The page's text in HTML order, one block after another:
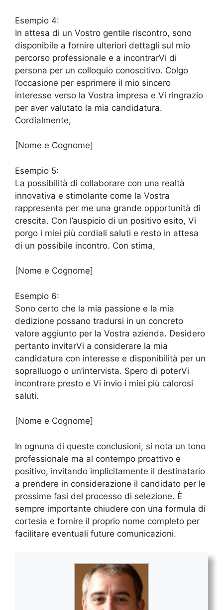
Esempio 4:
In attesa di un Vostro gentile riscontro, sono
disponibile a fornire ulteriori dettagli sul mio
percorso professionale e a incontrarVi di
persona per un colloquio conoscitivo. Colgo
l’occasione per esprimere il mio sincero
interesse verso la Vostra impresa e Vi ringrazio
per aver valutato la mia candidatura.
Cordialmente,
[Nome e Cognome]
Esempio 5:
La possibilità di collaborare con una realtà
innovativa e stimolante come la Vostra
rappresenta per me una grande opportunità di
crescita. Con l’auspicio di un positivo esito, Vi
porgo i miei più cordiali saluti e resto in attesa
di un possibile incontro. Con stima,
[Nome e Cognome]
Esempio 6:
Sono certo che la mia passione e la mia
dedizione possano tradursi in un concreto
valore aggiunto per la Vostra azienda. Desidero
pertanto invitarVi a considerare la mia
candidatura con interesse e disponibilità per un
sopralluogo o un’intervista. Spero di poterVi
incontrare presto e Vi invio i miei più calorosi
saluti.
[Nome e Cognome]
In ognuna di queste conclusioni, si nota un tono
professionale ma al contempo proattivo e
positivo, invitando implicitamente il destinatario
a prendere in considerazione il candidato per le
prossime fasi del processo di selezione. È
sempre importante chiudere con una formula di
cortesia e fornire il proprio nome completo per
facilitare eventuali future comunicazioni.